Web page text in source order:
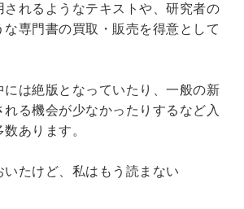
されるようなテキストや、研究者の
専門書の買取・販売を得意として
には絶版となっていたり、一般の新
る機会が少なかったりするなど入
あります。
いたけど、私はもう読まない